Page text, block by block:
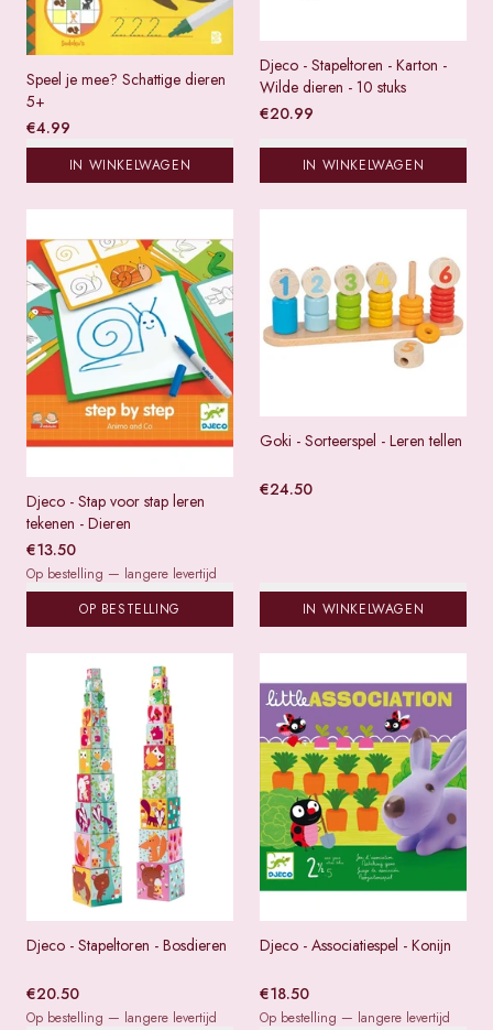
Speel je mee? Schattige dieren
5+
€4.99
IN WINKELWAGEN
Djeco - Stapeltoren - Karton -
Wilde dieren - 10 stuks
€20.99
IN WINKELWAGEN
Djeco - Stap voor stap leren
tekenen - Dieren
€13.50
Op bestelling — langere levertijd
OP BESTELLING
Goki - Sorteerspel - Leren tellen
€24.50
IN WINKELWAGEN
Djeco - Stapeltoren - Bosdieren
€20.50
Op bestelling — langere levertijd
Djeco - Associatiespel - Konijn
€18.50
Op bestelling — langere levertijd